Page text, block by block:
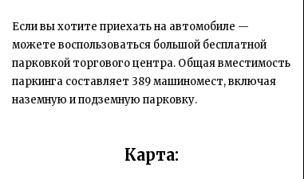
Если вы хотите приехать на автомобиле —
можете воспользоваться большой бесплатной
парковкой торгового центра. Общая вместимость
паркинга составляет 389 машиномест, включая
наземную и подземную парковку.
Карта: